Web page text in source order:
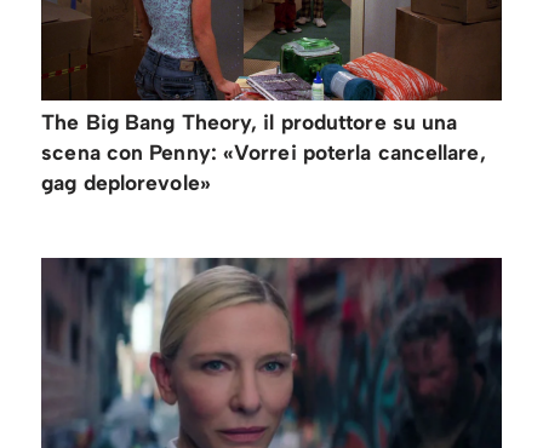
The Big Bang Theory, il produttore su una
scena con Penny: «Vorrei poterla cancellare,
gag deplorevole»